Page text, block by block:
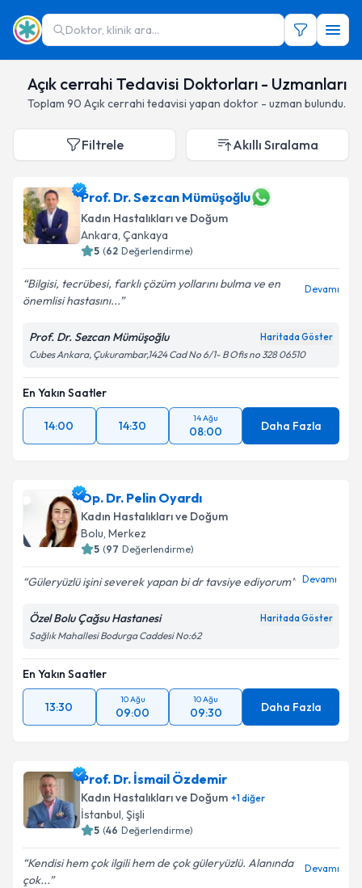
Doktor, klinik ara...
Açık cerrahi Tedavisi Doktorları - Uzmanları
Toplam 90 Açık cerrahi tedavisi yapan doktor - uzman bulundu.
Filtrele Akıllı Sıralama
Prof. Dr. Sezcan Mümüşoğlu
Kadın Hastalıkları ve Doğum
Ankara, Çankaya
5 (62 Değerlendirme)
Bilgisi, tecrübesi, farklı çözüm yollarını bulma ve en
önemlisi hastasını...
Devamı
Prof. Dr. Sezcan Mümüşoğlu Haritada Göster
Cubes Ankara, Çukurambar,1424 Cad No 6/1- B Ofis no 328 06510
En Yakın Saatler
14:00 14:30
14 Ağu
08:00 Daha Fazla
Op. Dr. Pelin Oyardı
Kadın Hastalıkları ve Doğum
Bolu, Merkez
5 (97 Değerlendirme)
Güleryüzlü işini severek yapan bi dr tavsiye ediyorum Devamı
Özel Bolu Çağsu Hastanesi Haritada Göster
Sağlık Mahallesi Bodurga Caddesi No:62
En Yakın Saatler
13:30
10 Ağu
09:00
10 Ağu
09:30 Daha Fazla
Prof. Dr. İsmail Özdemir
Kadın Hastalıkları ve Doğum +1diğer
İstanbul, Şişli
5 (46 Değerlendirme)
Kendisi hem çok ilgili hem de çok güleryüzlü. Alanında
çok...
Devamı